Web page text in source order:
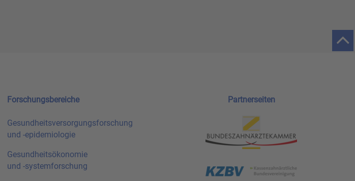
Forschungsbereiche
Gesundheitsversorgungsforschung
und -epidemiologie
Gesundheitsökonomie
und -systemforschung
Partnerseiten